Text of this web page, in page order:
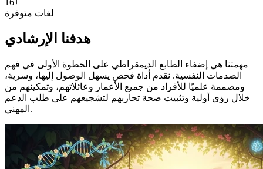
16+
لغات متوفرة
هدفنا الإرشادي
مهمتنا هي إضفاء الطابع الديمقراطي على الخطوة الأولى في فهم
الصدمات النفسية. نقدم أداة فحص يسهل الوصول إليها، وسرية،
ومصممة علميًا للأفراد من جميع الأعمار وعائلاتهم، وتمكينهم من
خلال رؤى أولية وتثبيت صحة تجاربهم لتشجيعهم على طلب الدعم
المهني.